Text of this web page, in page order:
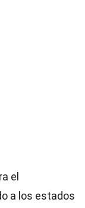
el
a los estados